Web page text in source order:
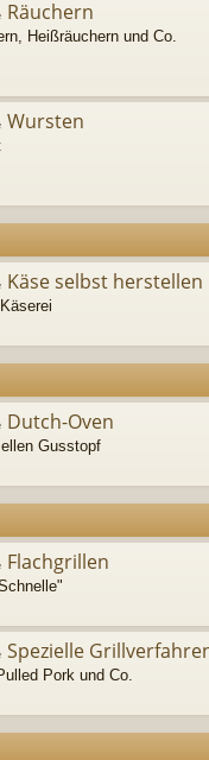
Räuchern
Heißräuchern und Co.
Wursten
Käse selbst herstellen
Dutch-Oven
Gusstopf
Flachgrillen
Spezielle
Pork und Co.